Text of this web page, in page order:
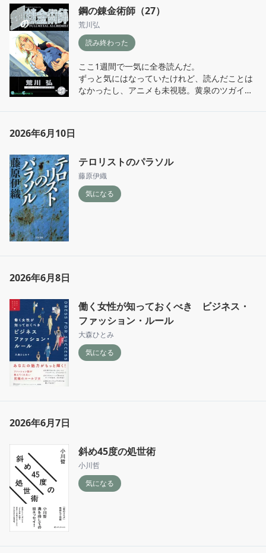
鋼の錬金術師（27）
荒川弘
読み終わった
ここ1週間で一気に全巻読んだ。
ずっと気にはなっていたけれど、読んだことは
なかったし、アニメも未視聴。黄泉のツガイを
何度も涙が抑えきれなかった。今は少し放心状
態。
この素晴らしい漫画を生み出してくれて、作者
には心から感謝している。
2026年6月10日
テロリストのパラソル
藤原伊織
気になる
2026年6月8日
働く女性が知っておくべき ビジネス・
ファッション・ルール
大森ひとみ
気になる
2026年6月7日
斜め45度の処世術
小川哲
気になる